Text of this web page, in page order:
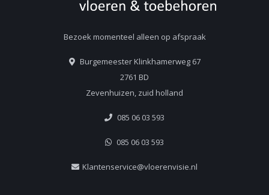
Bezoek momenteel alleen op afspraak
Burgemeester Klinkhamerweg 67
2761 BD
Zevenhuizen, zuid holland
085 06 03 593
085 06 03 593
Klantenservice@vloerenvisie.nl